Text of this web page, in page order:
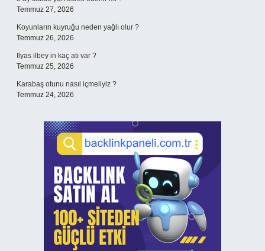
Temmuz 27, 2026
Koyunların kuyruğu neden yağlı olur ?
Temmuz 26, 2026
Ilyas ilbey in kaç atı var ?
Temmuz 25, 2026
Karabaş otunu nasıl içmeliyiz ?
Temmuz 24, 2026